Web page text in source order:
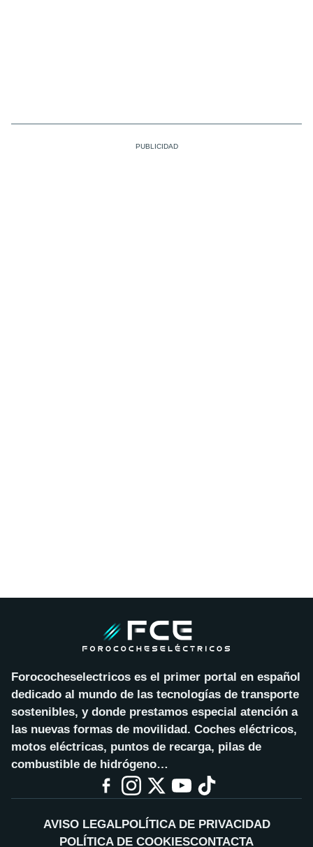
Forococheselectricos es el primer portal en español
dedicado al mundo de las tecnologías de transporte
sostenibles, y donde prestamos especial atención a
las nuevas formas de movilidad. Coches eléctricos,
motos eléctricas, puntos de recarga, pilas de
combustible de hidrógeno…
AVISO LEGALPOLÍTICA DE PRIVACIDAD
POLÍTICA DE COOKIESCONTACTA